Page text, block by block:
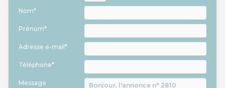
Nom*
Prénom*
Adresse e-mail*
Téléphone*
Message